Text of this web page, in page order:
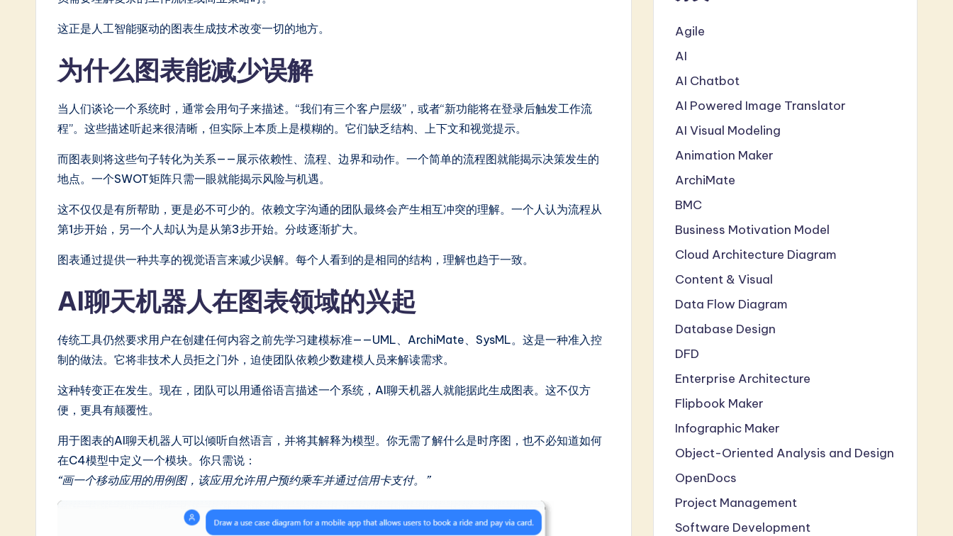
d
C
hi
这正是人工智能驱动的图表生成技术改变一切的地方。
为什么图表能减少误解
当人们谈论一个系统时，通常会用句子来描述。“我们有三个客户层级”，或者“新功能将在登录后触发工作流
程”。这些描述听起来很清晰，但实际上本质上是模糊的。它们缺乏结构、上下文和视觉提示。
而图表则将这些句子转化为关系——展示依赖性、流程、边界和动作。一个简单的流程图就能揭示决策发生的
地点。一个SWOT矩阵只需一眼就能揭示风险与机遇。
这不仅仅是有所帮助，更是必不可少的。依赖文字沟通的团队最终会产生相互冲突的理解。一个人认为流程从
第1步开始，另一个人却认为是从第3步开始。分歧逐渐扩大。
图表通过提供一种共享的视觉语言来减少误解。每个人看到的是相同的结构，理解也趋于一致。
AI聊天机器人在图表领域的兴起
传统工具仍然要求用户在创建任何内容之前先学习建模标准——UML、ArchiMate、SysML。这是一种准入控
制的做法。它将非技术人员拒之门外，迫使团队依赖少数建模人员来解读需求。
这种转变正在发生。现在，团队可以用通俗语言描述一个系统，AI聊天机器人就能据此生成图表。这不仅方
便，更具有颠覆性。
用于图表的AI聊天机器人可以倾听自然语言，并将其解释为模型。你无需了解什么是时序图，也不必知道如何
在C4模型中定义一个模块。你只需说：
“画一个移动应用的用例图，该应用允许用户预约乘车并通过信用卡支付。”
Agile
AI
AI Chatbot
AI Powered Image Translator
AI Visual Modeling
Animation Maker
ArchiMate
BMC
Business Motivation Model
Cloud Architecture Diagram
Content & Visual
Data Flow Diagram
Database Design
DFD
Enterprise Architecture
Flipbook Maker
Infographic Maker
Object-Oriented Analysis and Design
OpenDocs
Project Management
Software Development